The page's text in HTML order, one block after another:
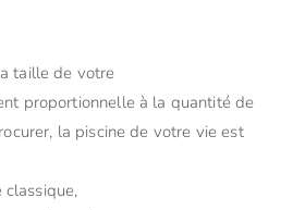
taille de votre
proportionnelle à la quantité de
la piscine de votre vie est